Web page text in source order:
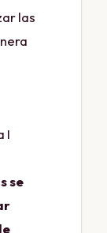
las
I
se